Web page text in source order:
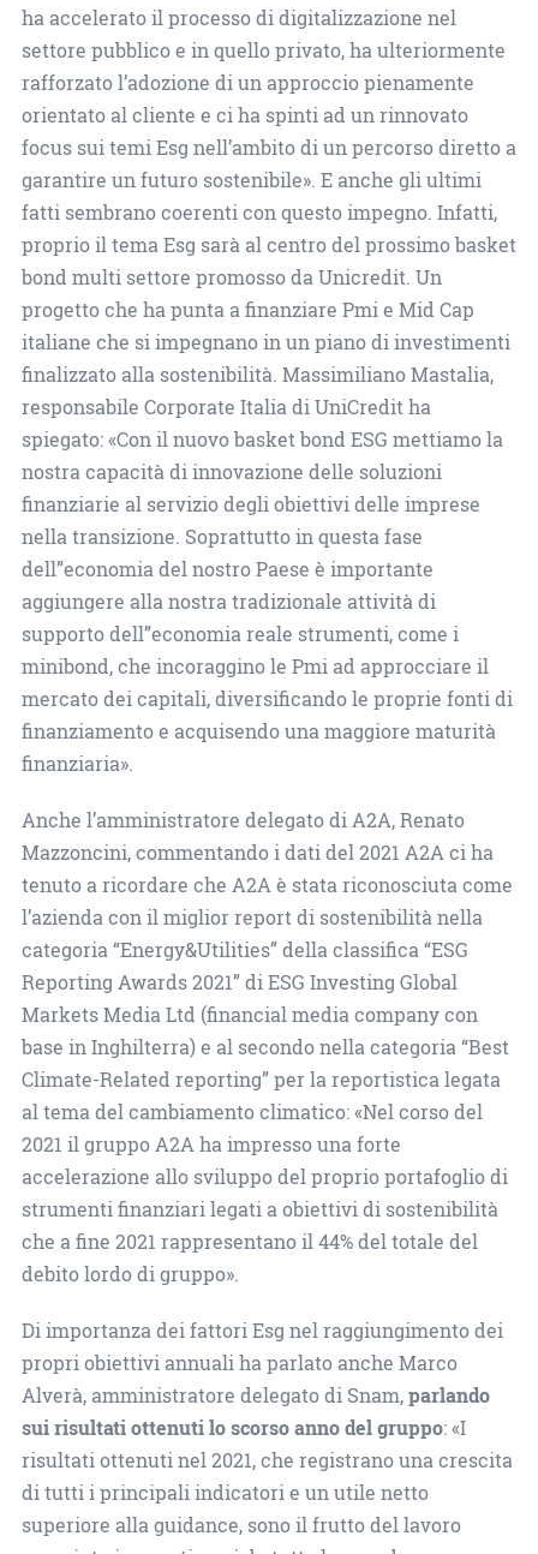
ha accelerato il processo di digitalizzazione nel
settore pubblico e in quello privato, ha ulteriormente
rafforzato l’adozione di un approccio pienamente
orientato al cliente e ci ha spinti ad un rinnovato
focus sui temi Esg nell’ambito di un percorso diretto a
garantire un futuro sostenibile». E anche gli ultimi
fatti sembrano coerenti con questo impegno. Infatti,
proprio il tema Esg sarà al centro del prossimo basket
bond multi settore promosso da Unicredit. Un
progetto che ha punta a finanziare Pmi e Mid Cap
italiane che si impegnano in un piano di investimenti
finalizzato alla sostenibilità. Massimiliano Mastalia,
responsabile Corporate Italia di UniCredit ha
spiegato: «Con il nuovo basket bond ESG mettiamo la
nostra capacità di innovazione delle soluzioni
finanziarie al servizio degli obiettivi delle imprese
nella transizione. Soprattutto in questa fase
dell”economia del nostro Paese è importante
aggiungere alla nostra tradizionale attività di
supporto dell”economia reale strumenti, come i
minibond, che incoraggino le Pmi ad approcciare il
mercato dei capitali, diversificando le proprie fonti di
finanziamento e acquisendo una maggiore maturità
finanziaria».
Anche l’amministratore delegato di A2A, Renato
Mazzoncini, commentando i dati del 2021 A2A ci ha
tenuto a ricordare che A2A è stata riconosciuta come
l’azienda con il miglior report di sostenibilità nella
categoria “Energy&Utilities” della classifica “ESG
Reporting Awards 2021” di ESG Investing Global
Markets Media Ltd (financial media company con
base in Inghilterra) e al secondo nella categoria “Best
Climate-Related reporting” per la reportistica legata
al tema del cambiamento climatico: «Nel corso del
2021 il gruppo A2A ha impresso una forte
accelerazione allo sviluppo del proprio portafoglio di
strumenti finanziari legati a obiettivi di sostenibilità
che a fine 2021 rappresentano il 44% del totale del
debito lordo di gruppo».
Di importanza dei fattori Esg nel raggiungimento dei
propri obiettivi annuali ha parlato anche Marco
Alverà, amministratore delegato di Snam,parlando
sui risultati ottenuti lo scorso anno del gruppo: «I
risultati ottenuti nel 2021, che registrano una crescita
di tutti i principali indicatori e un utile netto
superiore alla guidance, sono il frutto del lavoro